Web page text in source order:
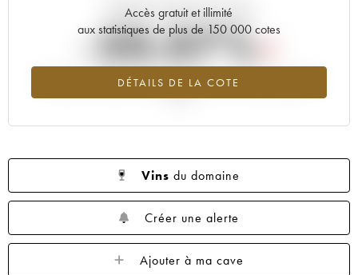
Accès gratuit et illimité
aux statistiques de plus de 150 000 cotes
DÉTAILS DE LA COTE
Tendance actuelle de la cote
-20.07%
Tendance à la baisse du millésime 2022 en 2026 par rapport à
Vins du domaine
Créer une alerte
Ajouter à ma cave